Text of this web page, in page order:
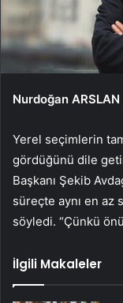
Nurdoğan ARSLAN
Yerel seçimlerin
gördüğünü dile
Başkanı Şekib
süreçte aynı en az
söyledi. “Çünkü
İlgili Makaleler